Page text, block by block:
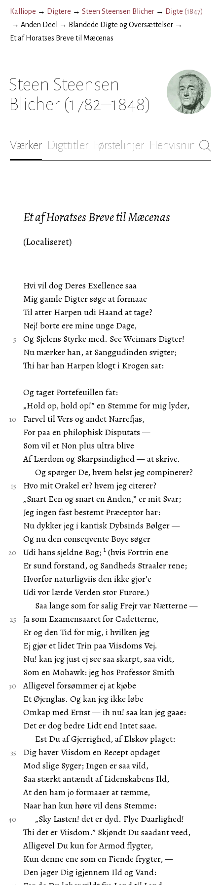
Kalliope → Digtere → Steen Steensen Blicher → Digte (1847)
→ Anden Deel → Blandede Digte og Oversættelser →
Et af Horatses Breve til Mæcenas
Steen Steensen
Blicher (1782–1848)
Værker Digttitler Førstelinjer Henvisninger
Et af Horatses Breve til Mæcenas
(Localiseret)
Hvi vil dog Deres Exellence saa
Mig gamle Digter søge at formaae
Til atter Harpen udi Haand at tage?
Nej! borte ere mine unge Dage,
Og Sjelens Styrke med. See Weimars Digter!
Nu mærker han, at Sanggudinden svigter;
Thi har han Harpen klogt i Krogen sat:
Og taget Portefeuillen fat:
„Hold op, hold op!” en Stemme for mig lyder,
Farvel til Vers og andet Narrefjas,
For paa en philophisk Disputats —
Som vil et Non plus ultra blive
Af Lærdom og Skarpsindighed — at skrive.
Og spørger De, hvem helst jeg compinerer?
Hvo mit Orakel er? hvem jeg citerer?
„Snart Een og snart en Anden,” er mit Svar;
Jeg ingen fast bestemt Præceptor har:
Nu dykker jeg i kantisk Dybsinds Bølger —
Og nu den conseqvente Boye søger
Udi hans sjeldne Bog; 1 (hvis Fortrin ene
Er sund forstand, og Sandheds Straaler rene;
Hvorfor naturligviis den ikke gjor’e
Udi vor lærde Verden stor Furore.)
Saa lange som for salig Frejr var Nætterne —
Ja som Examensaaret for Cadetterne,
Er og den Tid for mig, i hvilken jeg
Ej gjør et lidet Trin paa Viisdoms Vej.
Nu! kan jeg just ej see saa skarpt, saa vidt,
Som en Mohawk: jeg hos Professor Smith
Alligevel forsømmer ej at kjøbe
Et Øjenglas. Og kan jeg ikke løbe
Omkap med Ernst — ih nu! saa kan jeg gaae:
Det er dog bedre Lidt end Intet saae.
Est Du af Gjerrighed, af Elskov plaget:
Dig haver Viisdom en Recept opdaget
Mod slige Syger; Ingen er saa vild,
Saa stærkt antændt af Lidenskabens Ild,
At den ham jo formaaer at tæmme,
Naar han kun høre vil dens Stemme:
„Sky Lasten! det er dyd. Flye Daarlighed!
Thi det er Viisdom.” Skjøndt Du saadant veed,
Alligevel Du kun for Armod flygter,
Kun denne ene som en Fiende frygter, —
Den jager Dig igjennem Ild og Vand: